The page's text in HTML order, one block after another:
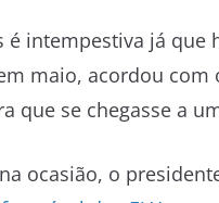
intempestiva já que
maio, acordou com
que se chegasse a
ocasião, o